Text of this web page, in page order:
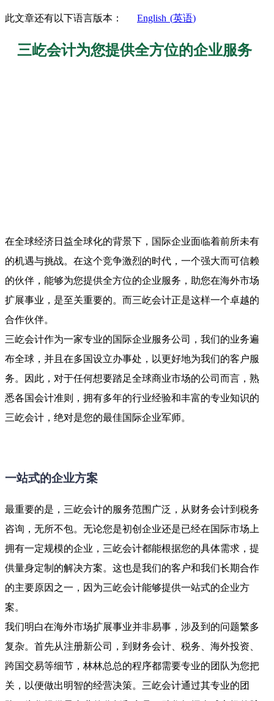
此文章还有以下语言版本： English (英语)
三屹会计为您提供全方位的企业服务
在全球经济日益全球化的背景下，国际企业面临着前所未有
的机遇与挑战。在这个竞争激烈的时代，一个强大而可信赖
的伙伴，能够为您提供全方位的企业服务，助您在海外市场
扩展事业，是至关重要的。而三屹会计正是这样一个卓越的
合作伙伴。
三屹会计作为一家专业的国际企业服务公司，我们的业务遍
布全球，并且在多国设立办事处，以更好地为我们的客户服
务。因此，对于任何想要踏足全球商业市场的公司而言，熟
悉各国会计准则，拥有多年的行业经验和丰富的专业知识的
三屹会计，绝对是您的最佳国际企业军师。
一站式的企业方案
最重要的是，三屹会计的服务范围广泛，从财务会计到税务
咨询，无所不包。无论您是初创企业还是已经在国际市场上
拥有一定规模的企业，三屹会计都能根据您的具体需求，提
供量身定制的解决方案。这也是我们的客户和我们长期合作
的主要原因之一，因为三屹会计能够提供一站式的企业方
案。
我们明白在海外市场扩展事业并非易事，涉及到的问题繁多
复杂。首先从注册新公司，到财务会计、税务、海外投资、
跨国交易等细节，林林总总的程序都需要专业的团队为您把
关，以便做出明智的经营决策。三屹会计通过其专业的团